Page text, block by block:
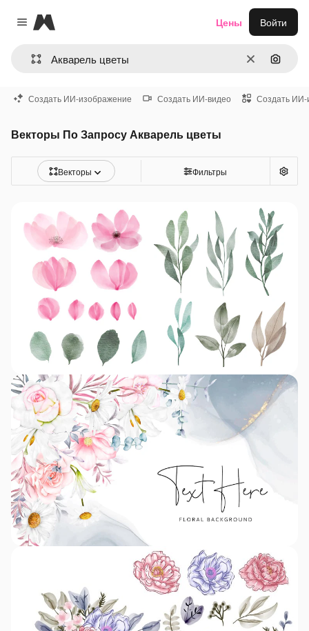
Close menu
Magnific
ОчиститьПоиск
Цены Войти
Создать ИИ-изображение Создать ИИ-видео Создать ИИ-
Векторы По Запросу Акварель цветы
Векторы Фильтры